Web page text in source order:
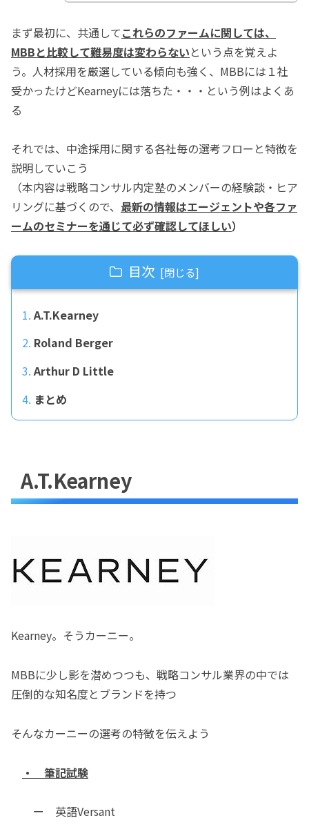
まず最初に、共通してこれらのファームに関しては、
MBBと比較して難易度は変わらないという点を覚えよ
う。人材採用を厳選している傾向も強く、MBBには１社
受かったけどKearneyには落ちた・・・という例はよくあ
る
それでは、中途採用に関する各社毎の選考フローと特徴を
説明していこう
（本内容は戦略コンサル内定塾のメンバーの経験談・ヒア
リングに基づくので、 最新の情報はエージェントや各ファ
ームのセミナーを通じて必ず確認してほしい）
目次
A.T.Kearney
Roland Berger
Arthur D Little
まとめ
A.T.Kearney
Kearney。そうカーニー。
MBBに少し影を潜めつつも、戦略コンサル業界の中では
圧倒的な知名度とブランドを持つ
そんなカーニーの選考の特徴を伝えよう
・ 筆記試験
ー 英語Versant